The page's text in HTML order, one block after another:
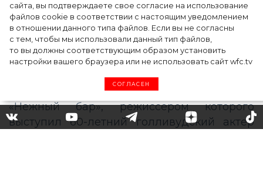
сайта, вы подтверждаете свое согласие на использование
файлов cookie в соответствии с настоящим уведомлением
в отношении данного типа файлов. Если вы не согласны
с тем, чтобы мы использовали данный тип файлов,
то вы должны соответствующим образом установить
настройки вашего браузера или не использовать сайт wfc.tv
СОГЛАСЕН
Образ дня: роскошная Амаль